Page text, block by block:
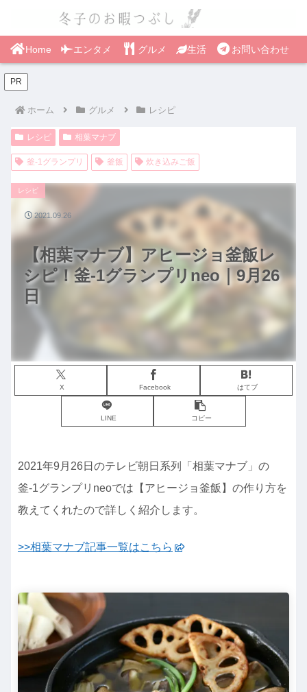
Home エンタメ グルメ 生活 お問い合わせ
PR
ホーム グルメ レシピ
レシピ 相葉マナブ
釜-1グランプリ 釜飯 炊き込みご飯
【相葉マナブ】アヒージョ釜飯レ
シピ！釜-1グランプリneo｜9月26
日
レシピ
X Facebook はてブ
LINE コピー
2021.09.26
2021年9月26日のテレビ朝日系列「相葉マナブ」の
釜-1グランプリneoでは【アヒージョ釜飯】の作り方を
教えてくれたので詳しく紹介します。
>>相葉マナブ記事一覧はこちら